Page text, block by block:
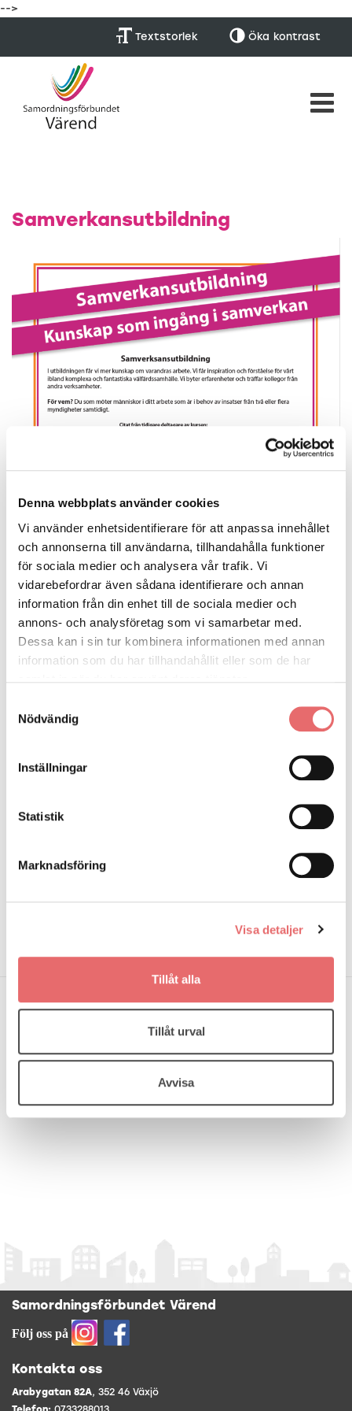
Denna webbplats använder cookies
Vi använder enhetsidentifierare för att anpassa innehållet
och annonserna till användarna, tillhandahålla funktioner
för sociala medier och analysera vår trafik. Vi
vidarebefordrar även sådana identifierare och annan
information från din enhet till de sociala medier och
annons- och analysföretag som vi samarbetar med.
Dessa kan i sin tur kombinera informationen med annan
information som du har tillhandahållit eller som de har
Nödvändig
Inställningar
Statistik
Marknadsföring
Visa detaljer
Tillåt alla
Tillåt urval
Avvisa
-->
Textstorlek Öka kontrast
Samverkansutbildning
Utbildningsinsatser
Har du frågor?
Telefon:073-328 80 17
Samordningsförbundet Värend
Följ oss på
Kontakta oss
Arabygatan 82A, 352 46 Växjö